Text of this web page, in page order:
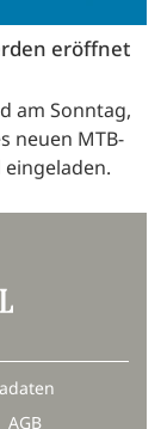
eröffnet
am Sonntag,
neuen MTB-
AGB